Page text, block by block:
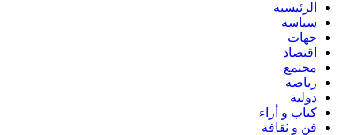
الرئيسية
سياسة
جهات
اقتصاد
مجتمع
رياصة
دولية
كتاب و أراء
فن و ثقافة